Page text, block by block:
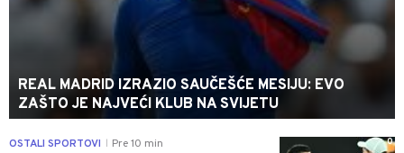
REAL MADRID IZRAZIO SAUČEŠĆE MESIJU: EVO
ZAŠTO JE NAJVEĆI KLUB NA SVIJETU
0
OSTALI SPORTOVI Pre 10 min